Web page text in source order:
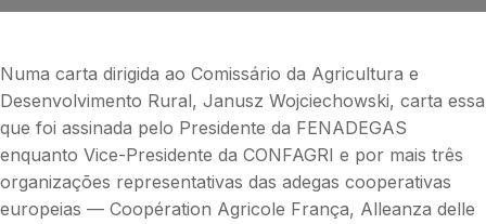
Numa carta dirigida ao Comissário da Agricultura e
Desenvolvimento Rural, Janusz Wojciechowski, carta essa
que foi assinada pelo Presidente da FENADEGAS
enquanto Vice-Presidente da CONFAGRI e por mais três
organizações representativas das adegas cooperativas
europeias — Coopération Agricole França, Alleanza delle